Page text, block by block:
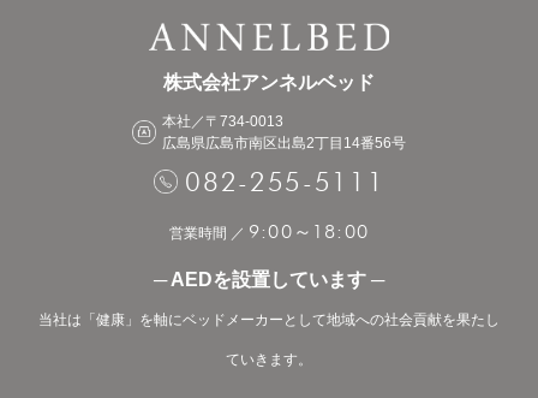
株式会社アンネルベッド
本社／〒734-0013
広島県広島市南区出島2丁目14番56号
082-255-5111
営業時間 ／ 9:00 ～ 18:00
─ AEDを設置しています ─
当社は「健康」を軸にベッドメーカーとして地域への社会貢献を果たし
ていきます。